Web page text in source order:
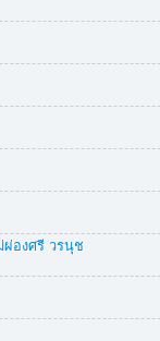
องศรี วรนุช